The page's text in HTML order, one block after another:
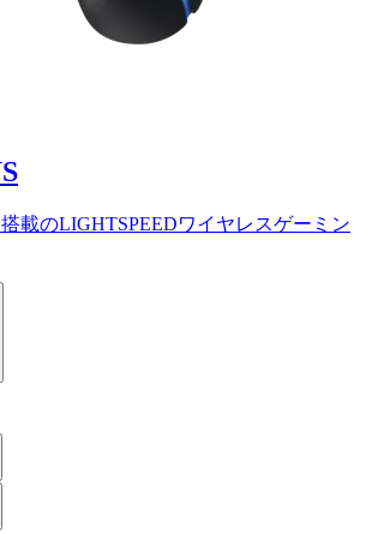
載のLIGHTSPEEDワイヤレスゲーミン